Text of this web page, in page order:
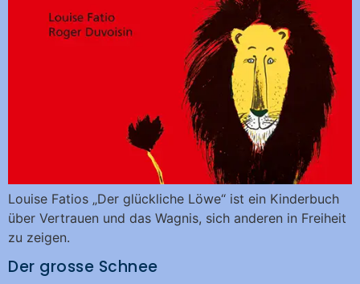
Louise Fatios „Der glückliche Löwe“ ist ein Kinderbuch
über Vertrauen und das Wagnis, sich anderen in Freiheit
zu zeigen.
Der grosse Schnee